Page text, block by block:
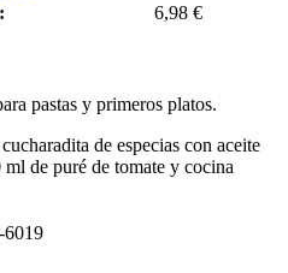
6,98 €
pastas y primeros platos.
de especias con aceite
de puré de tomate y cocina